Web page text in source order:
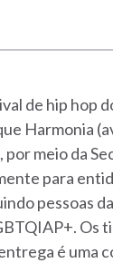
de hip hop
Harmonia
meio da
para
pessoas
é